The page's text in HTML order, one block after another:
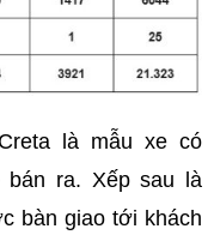
là mẫu xe có
bán ra. Xếp sau là
bàn giao tới khách